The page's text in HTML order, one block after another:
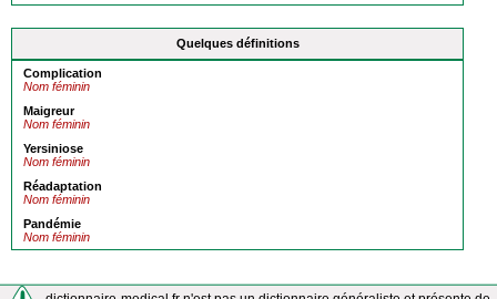
Quelques définitions
Complication
Nom féminin
Maigreur
Nom féminin
Yersiniose
Nom féminin
Réadaptation
Nom féminin
Pandémie
Nom féminin